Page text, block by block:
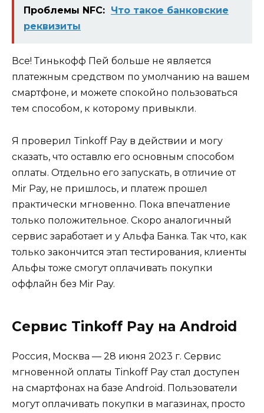
Проблемы NFC: Что такое банковские
реквизиты
Все! Тинькофф Пей больше не является
платежным средством по умолчанию на вашем
смартфоне, и можете спокойно пользоваться
тем способом, к которому привыкли.
Я проверил Tinkoff Pay в действии и могу
сказать, что оставлю его основным способом
оплаты. Отдельно его запускать, в отличие от
Mir Pay, не пришлось, и платеж прошел
практически мгновенно. Пока впечатление
только положительное. Скоро аналогичный
сервис заработает и у Альфа Банка. Так что, как
только закончится этап тестирования, клиенты
Альфы тоже смогут оплачивать покупки
оффлайн без Mir Pay.
Сервис Tinkoff Pay на Android
Россия, Москва — 28 июня 2023 г. Сервис
мгновенной оплаты Tinkoff Pay стал доступен
на смартфонах на базе Android. Пользователи
могут оплачивать покупки в магазинах, просто